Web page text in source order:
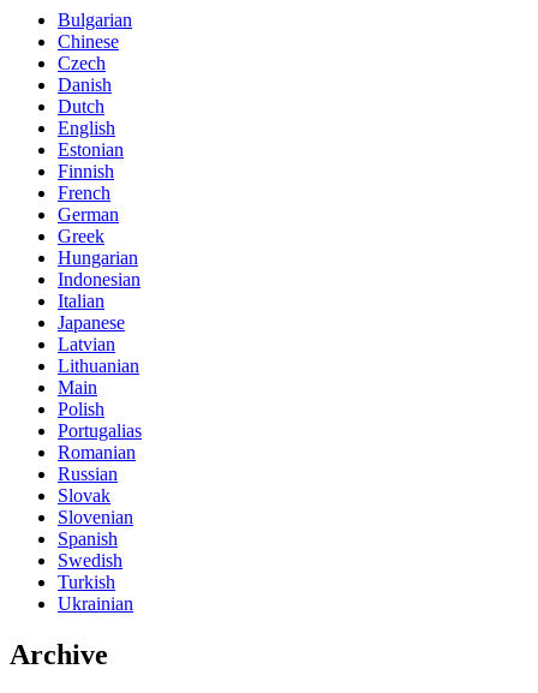
Bulgarian
Chinese
Czech
Danish
Dutch
English
Estonian
Finnish
French
German
Greek
Hungarian
Indonesian
Italian
Japanese
Latvian
Lithuanian
Main
Polish
Portugalias
Romanian
Russian
Slovak
Slovenian
Spanish
Swedish
Turkish
Ukrainian
Archive